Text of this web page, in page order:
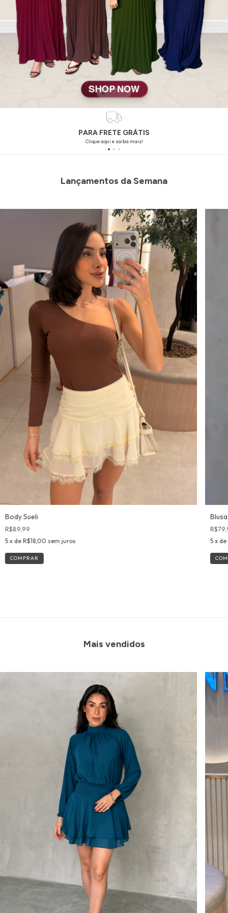
PARA FRETE GRÁTIS
Clique aqui e saiba mais!
Lançamentos da Semana
Body Sueli
R$89,99
5 x de R$18,00 sem juros
COMPRAR
5 x de
Mais vendidos